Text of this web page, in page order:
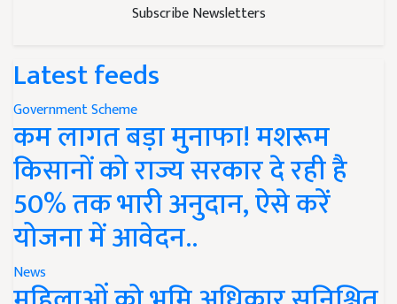
Subscribe Newsletters
Latest feeds
Government Scheme
कम लागत बड़ा मुनाफा! मशरूम
किसानों को राज्य सरकार दे रही है
50% तक भारी अनुदान, ऐसे करें
योजना में आवेदन..
News